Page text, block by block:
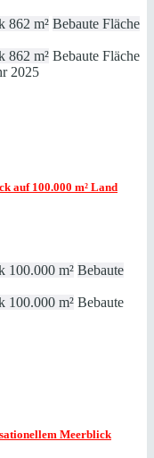
862 m² Bebaute Fläche
862 m² Bebaute Fläche
2025
auf 100.000 m² Land
100.000 m² Bebaute
100.000 m² Bebaute
Meerblick